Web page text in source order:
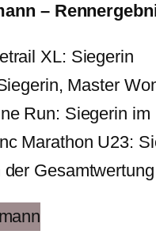
–
XL: Siegerin
Master
Run: Siegerin
Marathon U23:
der